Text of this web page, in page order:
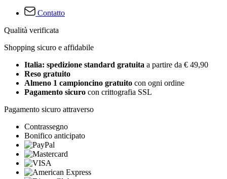
Contatto
Qualità verificata
Shopping sicuro e affidabile
Italia: spedizione standard gratuita a partire da € 49,90
Reso gratuito
Almeno 1 campioncino gratuito con ogni ordine
Pagamento sicuro con crittografia SSL
Pagamento sicuro attraverso
Contrassegno
Bonifico anticipato